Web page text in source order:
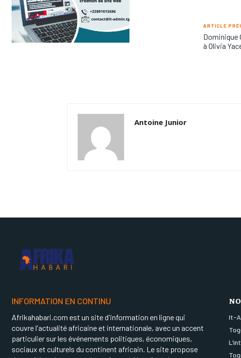
ARTICLE
Dominique
à Olivia
Antoine Junior
INFORMATION EN CONTINU
Afrikahabari.com est un site d'information en ligne qui
couvre l'actualité africaine et internationale, avec un accent
particulier sur les événements politiques, économiques,
sociaux et culturels du continent africain. Le site propose
It-